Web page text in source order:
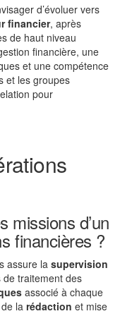
d’évoluer vers
financier, après
de haut niveau
financière, une
et une compétence
et les groupes
pour
missions d’un
financières ?
assure la supervision
traitement des
associé à chaque
la rédaction et mise